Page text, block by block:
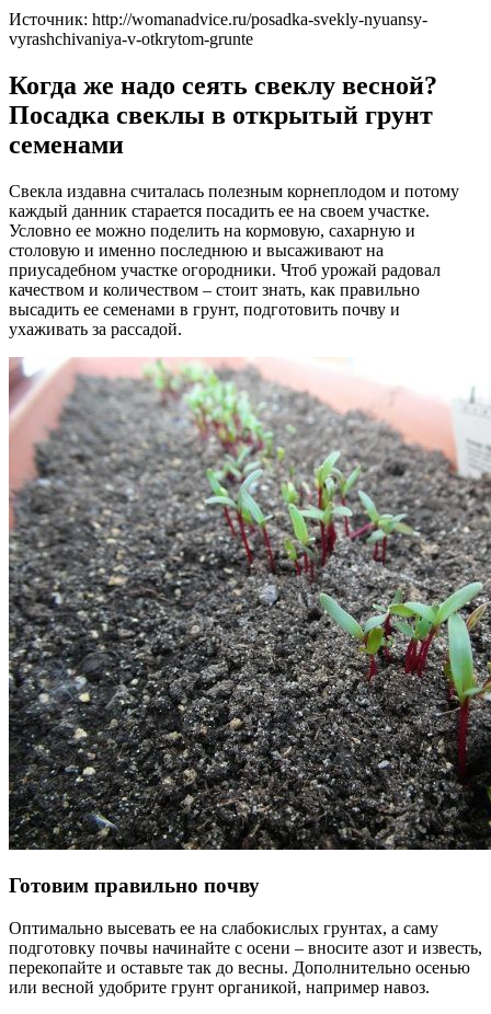
Источник: http://womanadvice.ru/posadka-svekly-nyuansy-
vyrashchivaniya-v-otkrytom-grunte
Когда же надо сеять свеклу весной?
Посадка свеклы в открытый грунт
семенами
Свекла издавна считалась полезным корнеплодом и потому
каждый данник старается посадить ее на своем участке.
Условно ее можно поделить на кормовую, сахарную и
столовую и именно последнюю и высаживают на
приусадебном участке огородники. Чтоб урожай радовал
качеством и количеством – стоит знать, как правильно
высадить ее семенами в грунт, подготовить почву и
ухаживать за рассадой.
Готовим правильно почву
Оптимально высевать ее на слабокислых грунтах, а саму
подготовку почвы начинайте с осени – вносите азот и известь,
перекопайте и оставьте так до весны. Дополнительно осенью
или весной удобрите грунт органикой, например навоз.